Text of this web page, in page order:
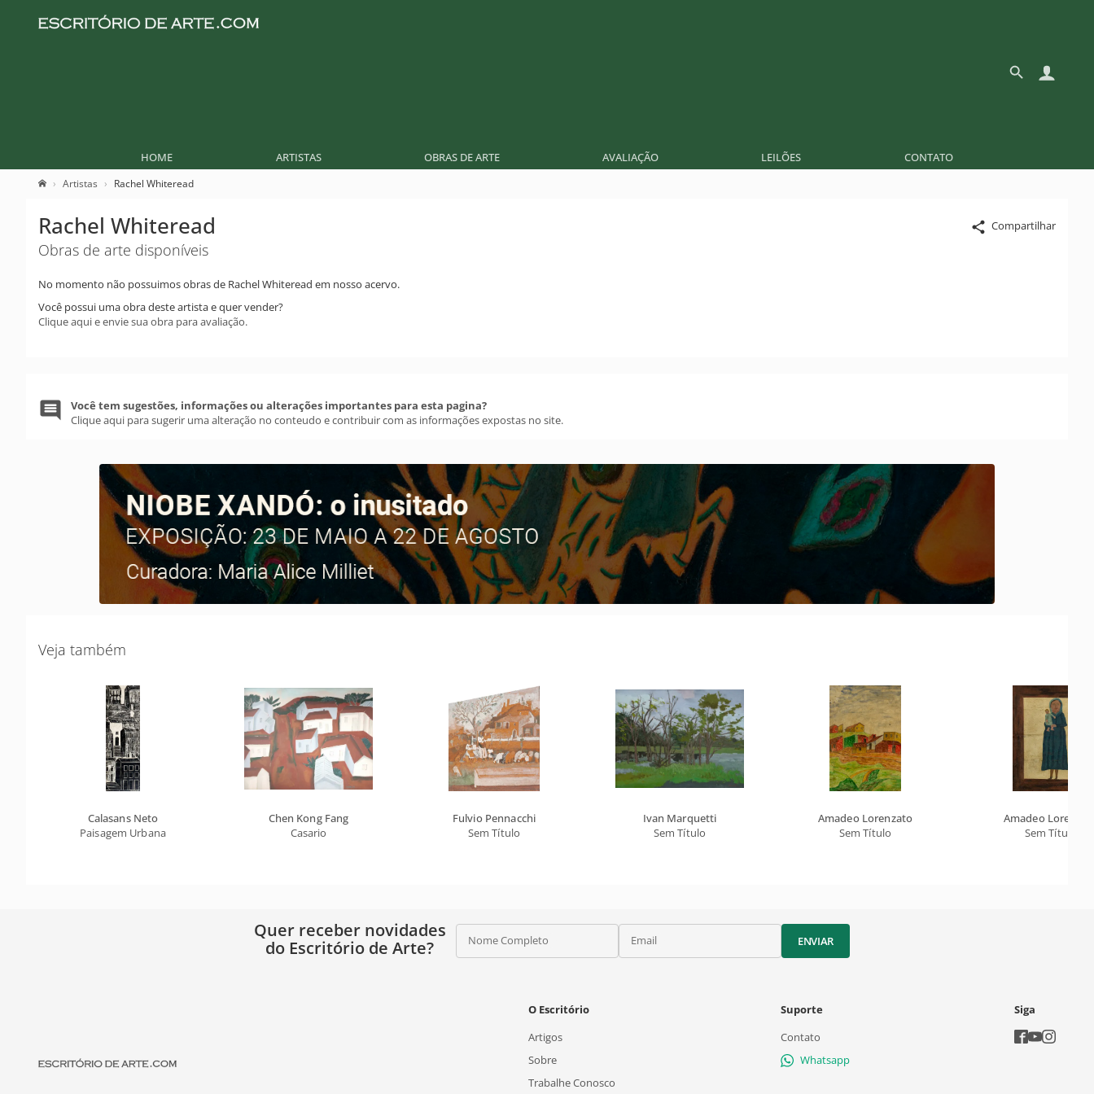
HOME ARTISTAS OBRAS DE ARTE AVALIAÇÃO LEILÕES CONTATO
Artistas Rachel Whiteread
Compartilhar
Rachel Whiteread
Obras de arte disponíveis
No momento não possuimos obras de Rachel Whiteread em nosso acervo.
Você possui uma obra deste artista e quer vender?
Clique aqui e envie sua obra para avaliação.
Você tem sugestões, informações ou alterações importantes para esta pagina?
Clique aqui para sugerir uma alteração no conteudo e contribuir com as informações expostas no site.
Veja também
Calasans Neto
Paisagem Urbana
Chen Kong Fang
Casario
Fulvio Pennacchi
Sem Título
Ivan Marquetti
Sem Título
Amadeo Lorenzato
Sem Título
Amadeo
Sem Título
Quer receber novidades
do Escritório de Arte?
Nome Completo Email ENVIAR
O Escritório
Artigos
Sobre
Trabalhe Conosco
Suporte
Contato
Whatsapp
Siga